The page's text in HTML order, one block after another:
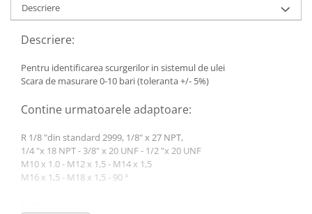
Descriere
Descriere:
Pentru identificarea scurgerilor in sistemul de ulei
Scara de masurare 0-10 bari (toleranta +/- 5%)
Contine urmatoarele adaptoare:
R 1/8 "din standard 2999, 1/8" x 27 NPT,
1/4 "x 18 NPT - 3/8" x 20 UNF - 1/2 "x 20 UNF
M10 x 1.0 - M12 x 1,5 - M14 x 1,5
M16 x 1,5 - M18 x 1,5 - 90 °